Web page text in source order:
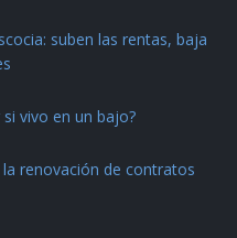
suben las rentas, baja
vivo en un bajo?
renovación de contratos